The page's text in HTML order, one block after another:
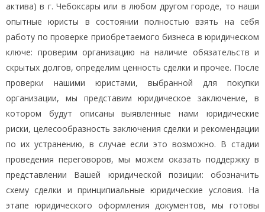
актива) в г. Чебоксары или в любом другом городе, то наши
опытные юристы в состоянии полностью взять на себя
работу по проверке приобретаемого бизнеса в юридическом
ключе: проверим организацию на наличие обязательств и
скрытых долгов, определим ценность сделки и прочее. После
проверки нашими юристами, выбранной для покупки
организации, мы представим юридическое заключение, в
котором будут описаны выявленные нами юридические
риски, целесообразность заключения сделки и рекомендации
по их устранению, в случае если это возможно. В стадии
проведения переговоров, мы можем оказать поддержку в
представлении Вашей юридической позиции: обозначить
схему сделки и принципиальные юридические условия. На
этапе юридического оформления документов, мы готовы